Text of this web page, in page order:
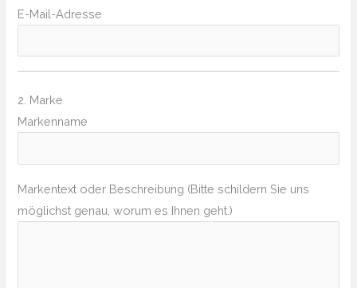
E-Mail-Adresse
2. Marke
Markenname
Markentext oder Beschreibung (Bitte schildern Sie uns
möglichst genau, worum es Ihnen geht.)